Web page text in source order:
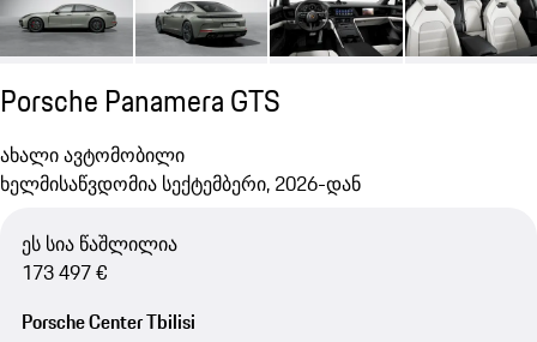
Porsche Panamera GTS
ახალი ავტომობილი
ხელმისაწვდომია სექტემბერი, 2026-დან
ეს სია წაშლილია
173 497 €
Porsche Center Tbilisi